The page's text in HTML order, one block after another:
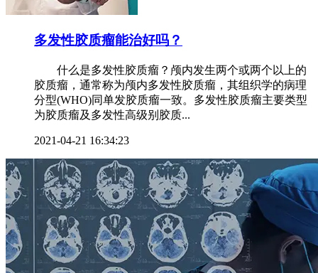
多发性胶质瘤能治好吗？
什么是多发性胶质瘤？颅内发生两个或两个以上的
胶质瘤，通常称为颅内多发性胶质瘤，其组织学的病理
分型(WHO)同单发胶质瘤一致。多发性胶质瘤主要类型
为胶质瘤及多发性高级别胶质...
2021-04-21 16:34:23